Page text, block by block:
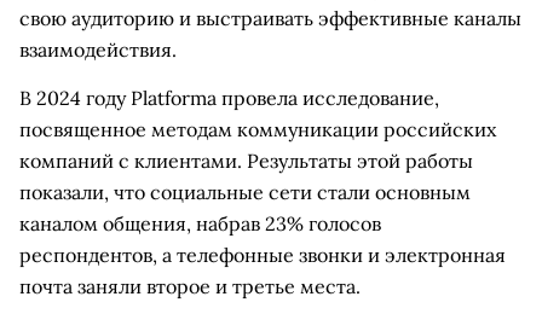
свою аудиторию и выстраивать эффективные каналы
взаимодействия.
В 2024 году Platforma провела исследование,
посвященное методам коммуникации российских
компаний с клиентами. Результаты этой работы
показали, что социальные сети стали основным
каналом общения, набрав 23% голосов
респондентов, а телефонные звонки и электронная
почта заняли второе и третье места.